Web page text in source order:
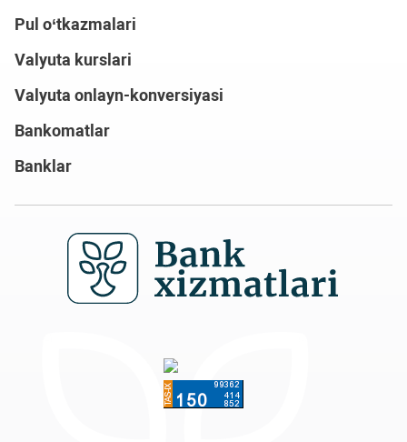
Pul o‘tkazmalari
Valyuta kurslari
Valyuta onlayn-konversiyasi
Bankomatlar
Banklar